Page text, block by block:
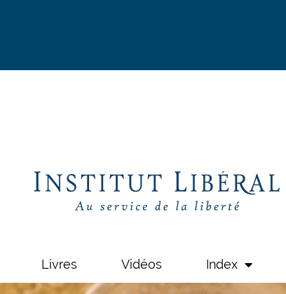
Livres Vidéos Index